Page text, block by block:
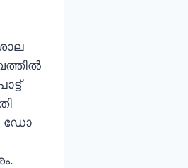
ഡോ